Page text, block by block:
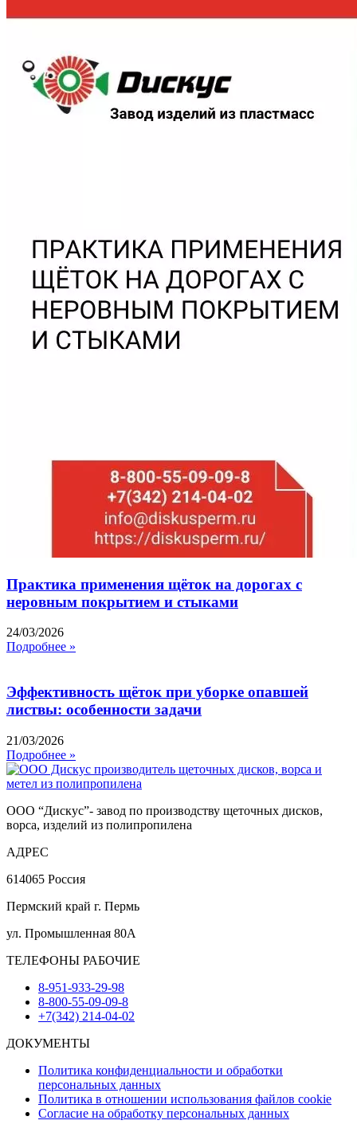
Практика применения щёток на дорогах с
неровным покрытием и стыками
24/03/2026
Подробнее »
Эффективность щёток при уборке опавшей
листвы: особенности задачи
21/03/2026
Подробнее »
ООО “Дискус”- завод по производству щеточных дисков,
ворса, изделий из полипропилена
АДРЕС
614065 Россия
Пермский край г. Пермь
ул. Промышленная 80А
ТЕЛЕФОНЫ РАБОЧИЕ
8-951-933-29-98
8-800-55-09-09-8
+7(342) 214-04-02
ДОКУМЕНТЫ
Политика конфиденциальности и обработки
персональных данных
Политика в отношении использования файлов cookie
Согласие на обработку персональных данных